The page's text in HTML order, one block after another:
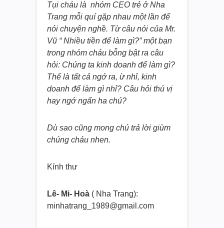
Tụi cháu là nhóm CEO trẻ ở Nha
Trang mỗi quí gặp nhau một lần để
nói chuyện nghề. Từ câu nói của Mr.
Vũ “ Nhiều tiền để làm gì?” một bạn
trong nhóm cháu bỗng bật ra câu
hỏi: Chúng ta kinh doanh để làm gì?
Thế là tất cả ngớ ra, ừ nhỉ, kinh
doanh để làm gì nhỉ? Câu hỏi thú vị
hay ngớ ngẩn ha chú?
Dù sao cũng mong chú trả lời giùm
chúng cháu nhen.
Kính thư
Lê- Mi- Hoà ( Nha Trang):
minhatrang_1989@gmail.com